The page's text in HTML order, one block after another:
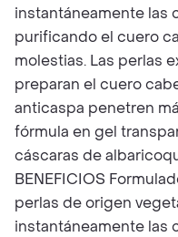
instantáneamente las
purificando el cuero
molestias. ​Las perlas
preparan el cuero
anticaspa penetren
fórmula en gel
cáscaras de
BENEFICIOS
perlas de origen
instantáneamente las